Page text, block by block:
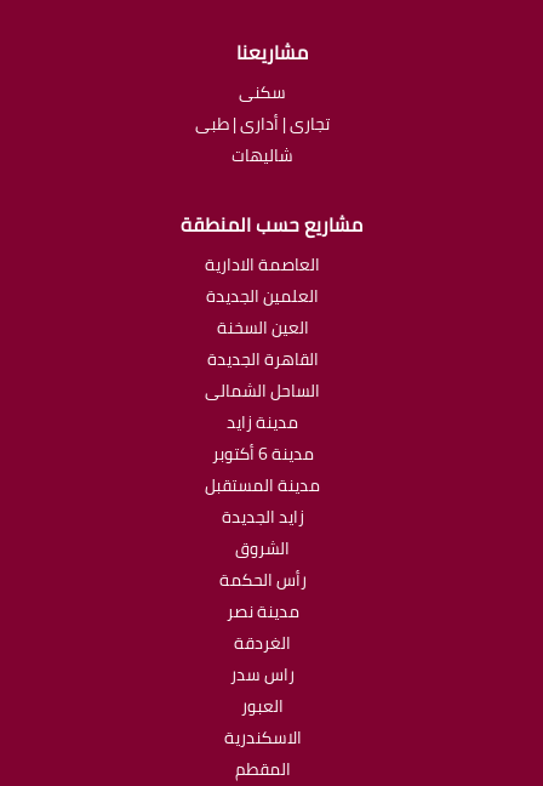
مشاريعنا
سكنى
تجارى | أدارى | طبى
شاليهات
مشاريع حسب المنطقة
العاصمة الادارية
العلمين الجديدة
العين السخنة
القاهرة الجديدة
الساحل الشمالى
مدينة زايد
مدينة 6 أكتوبر
مدينة المستقبل
زايد الجديدة
الشروق
رأس الحكمة
مدينة نصر
الغردقة
راس سدر
العبور
الاسكندرية
المقطم